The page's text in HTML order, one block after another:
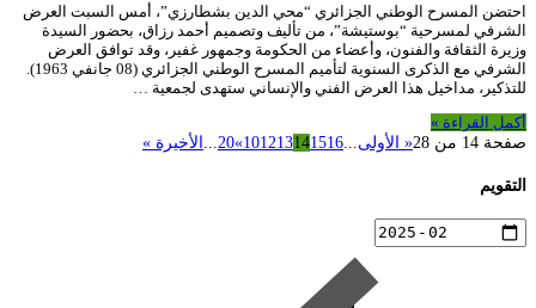
احتضن المسرح الوطني الجزائري “محي الدين بشطارزي”، أمس السبت العرض
الشرفي لمسرحية “بوستيشة”، من تأليف وتصميم أحمد رزاق، بحضور السيدة
وزيرة الثقافة والفنون، وأعضاء من الحكومة وجمهور غفير، وقد توافق العرض
الشرفي مع الذكرى السنوية لتأميم المسرح الوطني الجزائري (08 جانفي 1963).
للتذكير، مداخيل هذا العرض الفني والإنساني ستهدى لجمعية …
أكمل القراءة »
صفحة 14 من 28
« الأولى...
101213141516
»
20
... الأخيرة »
التقويم